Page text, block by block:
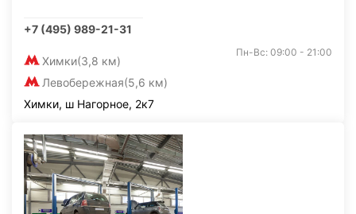
+7 (495) 989-21-31
Химки(3,8 км)
Левобережная(5,6 км)
Пн-Вс: 09:00 - 21:00
Химки, ш Нагорное, 2к7